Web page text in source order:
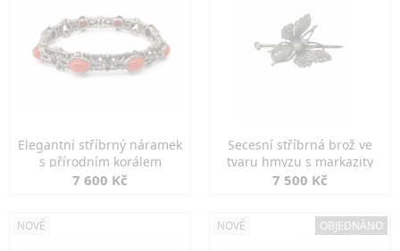
Elegantní stříbrný náramek
s přírodním korálem
7 600 Kč
Secesní stříbrná brož ve
tvaru hmyzu s markazity
7 500 Kč
NOVÉ NOVÉ OBJEDNÁNO